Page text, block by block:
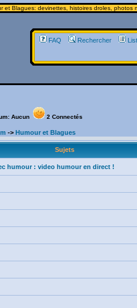
et Blagues: devinettes, histoires droles, photos
FAQ Rechercher
Aucun 2 Connectés
-> Humour et Blagues
Sujets
humour : video humour en direct !